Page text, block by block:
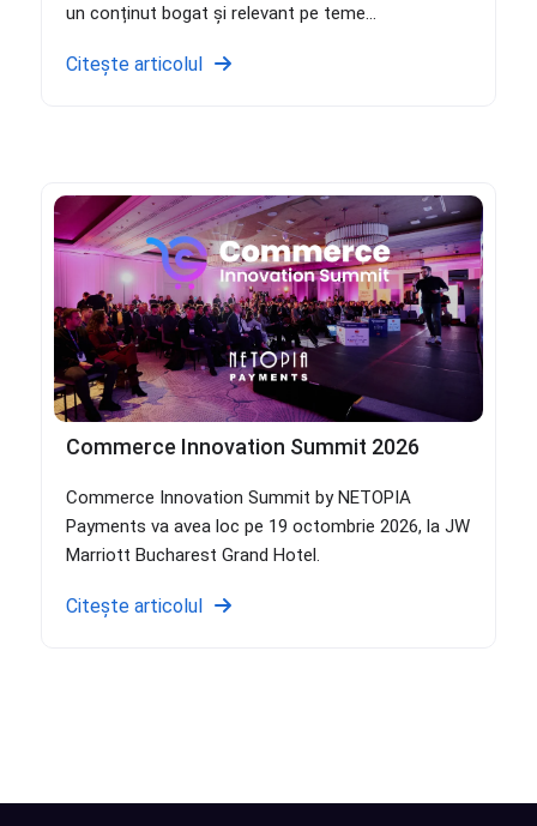
un conținut bogat și relevant pe teme...
Citește articolul
Commerce Innovation Summit 2026
Commerce Innovation Summit by NETOPIA
Payments va avea loc pe 19 octombrie 2026, la JW
Marriott Bucharest Grand Hotel.
Citește articolul